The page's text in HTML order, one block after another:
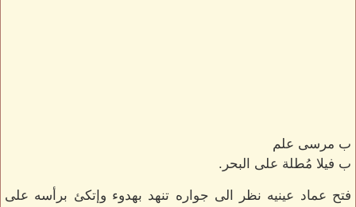
ب مرسى علم
ب فيلا مُطلة على البحر.
فتح عماد عينيه نظر الى جواره تنهد بهدوء وإتكئ برأسه على